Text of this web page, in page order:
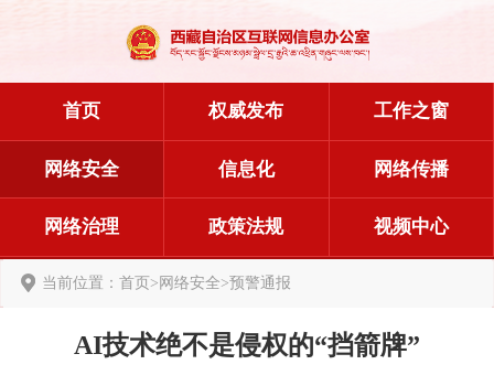
首页 权威发布 工作之窗
网络安全 信息化 网络传播
网络治理 政策法规 视频中心
当前位置： 首页>网络安全>预警通报
AI技术绝不是侵权的“挡箭牌”